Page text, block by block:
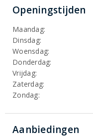
Openingstijden
Maandag:
Dinsdag:
Woensdag:
Donderdag:
Vrijdag:
Zaterdag:
Zondag:
Aanbiedingen